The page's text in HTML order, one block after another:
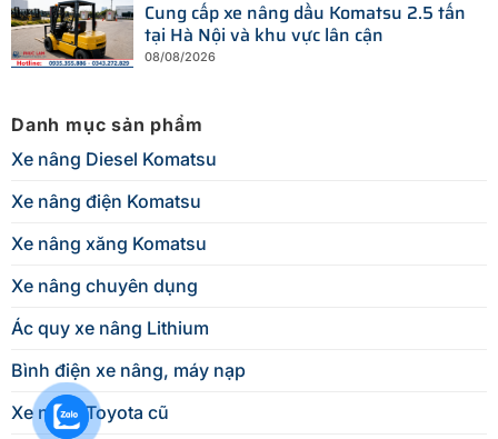
Cung cấp xe nâng dầu Komatsu 2.5 tấn
tại Hà Nội và khu vực lân cận
08/08/2026
Danh mục sản phẩm
Xe nâng Diesel Komatsu
Xe nâng điện Komatsu
Xe nâng xăng Komatsu
Xe nâng chuyên dụng
Ác quy xe nâng Lithium
Bình điện xe nâng, máy nạp
Xe nâng Toyota cũ